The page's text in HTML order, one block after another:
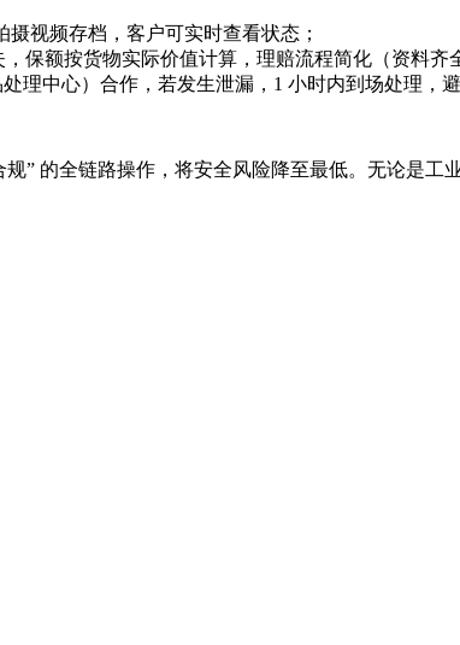
摄视频存档，客户可实时查看状态；
保额按货物实际价值计算，理赔流程简化（资料齐
理中心）合作，若发生泄漏，1 小时内到场处理，避
” 的全链路操作，将安全风险降至最低。无论是